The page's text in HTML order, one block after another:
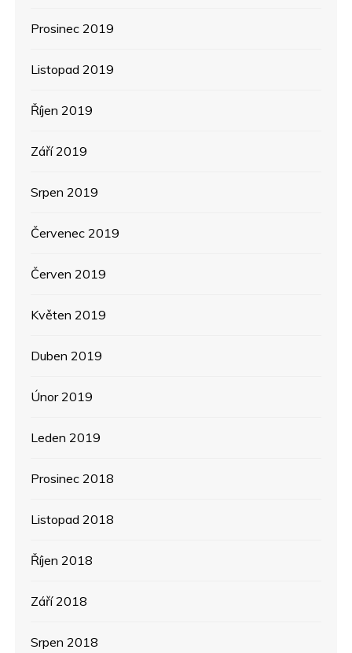
Prosinec 2019
Listopad 2019
Říjen 2019
Září 2019
Srpen 2019
Červenec 2019
Červen 2019
Květen 2019
Duben 2019
Únor 2019
Leden 2019
Prosinec 2018
Listopad 2018
Říjen 2018
Září 2018
Srpen 2018